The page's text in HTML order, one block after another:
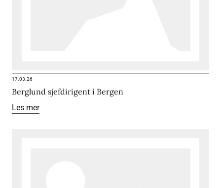
17.03.26
Berglund sjefdirigent i Bergen
Les mer